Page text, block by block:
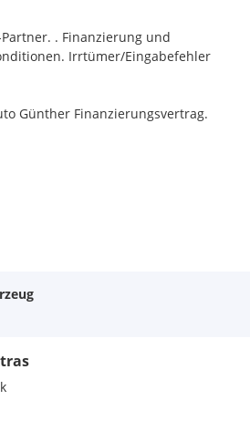
. Finanzierung und
Irrtümer/Eingabefehler
Günther Finanzierungsvertrag.
in Schwarz